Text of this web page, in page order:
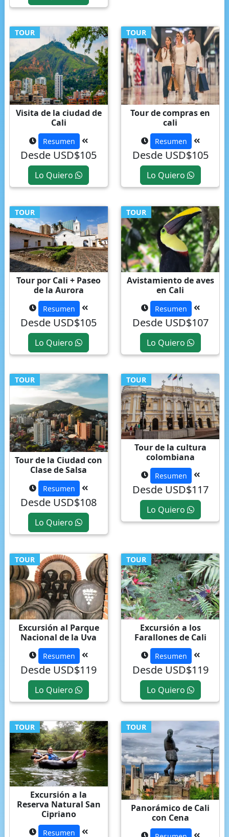
TOUR
Visita de la ciudad de
Cali
Resumen
Desde USD$105
Lo Quiero
TOUR
Tour de compras en
cali
Resumen
Desde USD$105
Lo Quiero
TOUR
Tour por Cali + Paseo
de la Aurora
Resumen
Desde USD$105
Lo Quiero
TOUR
Avistamiento de aves
en Cali
Resumen
Desde USD$107
Lo Quiero
TOUR
Tour de la Ciudad con
Clase de Salsa
Resumen
Desde USD$108
Lo Quiero
TOUR
Tour de la cultura
colombiana
Resumen
Desde USD$117
Lo Quiero
TOUR
Excursión al Parque
Nacional de la Uva
Resumen
Desde USD$119
Lo Quiero
TOUR
Excursión a los
Farallones de Cali
Resumen
Desde USD$119
Lo Quiero
TOUR
Excursión a la
Reserva Natural San
Cipriano
Resumen
TOUR
Panorámico de Cali
con Cena